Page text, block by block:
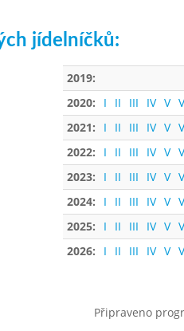
jídelníčků:
2019:
2020:
I II III IV V
2021:
I II III IV V
2022:
I II III IV V
2023:
I II III IV V
2024:
I II III IV V
2025:
I II III IV V
2026:
I II III IV V
Připraveno